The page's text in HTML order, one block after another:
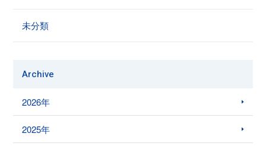
未分類
Archive
2026年
2025年